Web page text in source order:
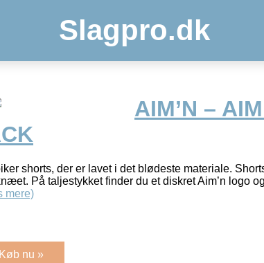
Slagpro.dk
AIM’N –
shorts, der er lavet i det blødeste materiale.
På taljestykket finder du et diskret Aim’n logo
mere)
Køb nu »